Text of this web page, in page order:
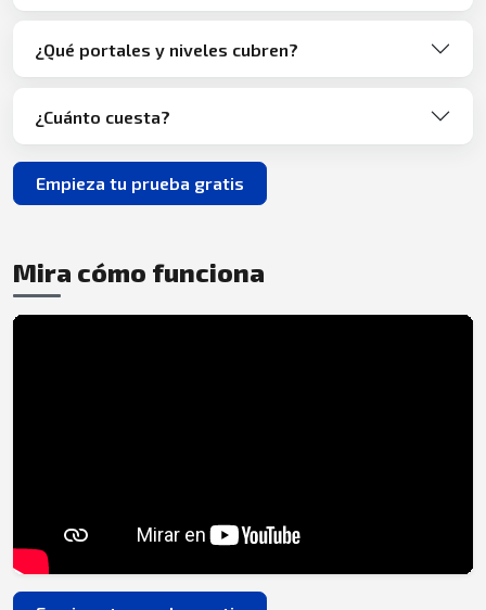
¿Qué portales y niveles cubren?
¿Cuánto cuesta?
Empieza tu prueba gratis
Mira cómo funciona